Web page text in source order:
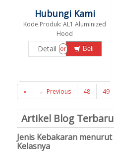
Hubungi Kami
Kode Produk: AL1 Aluminized
Hood
Detail or Beli
« ← Previous 48 49
Artikel Blog Terbaru
Jenis Kebakaran menurut
Kelasnya